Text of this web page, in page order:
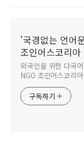
'국경없는 언어
조인어스코리아
외국인을 위한 다국
NGO 조인어스코리
구독하기